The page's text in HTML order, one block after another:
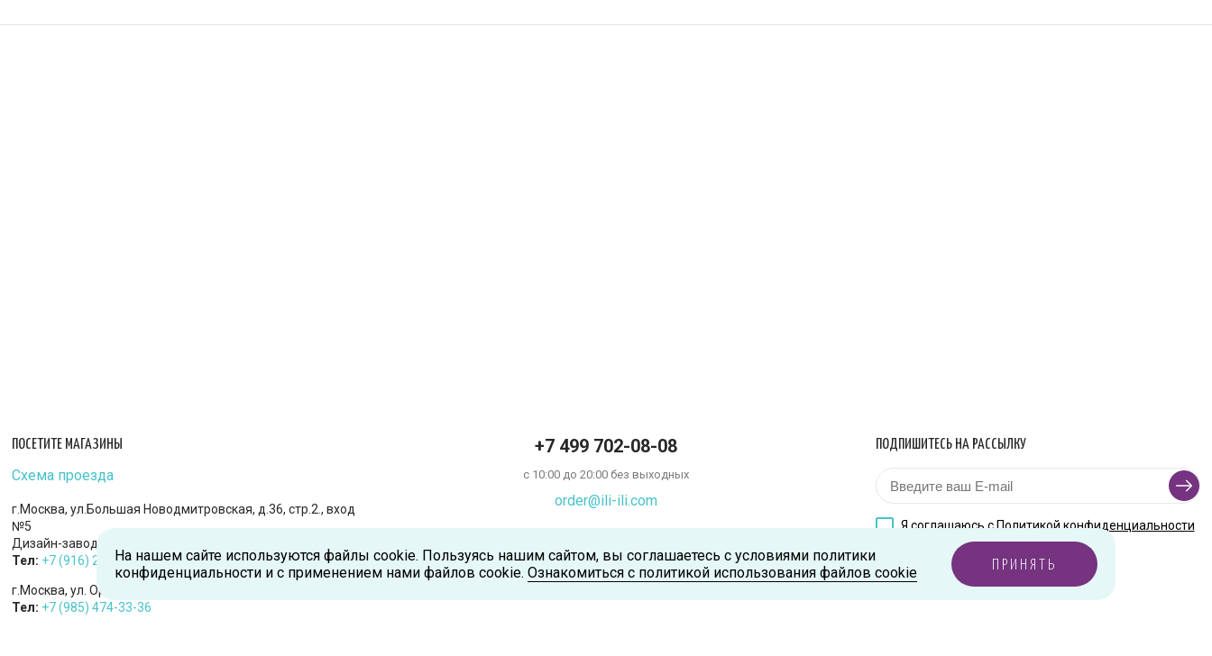
ПОСЕТИТЕ МАГАЗИНЫ
Схема проезда
г.Москва, ул.Большая Новодмитровская, д.36, стр.2., вход
№5
Дизайн-завод «FLACON»
Тел: +7 (916) 215-94-95
г.Москва, ул. Орджоникидзе, д.9, к.1
Тел: +7 (985) 474-33-36
+7 499 702-08-08
с 10:00 до 20:00 без выходных
order@ili-ili.com
ПОДПИШИТЕСЬ НА РАССЫЛКУ
Я соглашаюсь сПолитикой конфиденциальности
На нашем сайте используются файлы cookie. Пользуясь нашим сайтом, вы соглашаетесь с условиями политики
конфиденциальности и с применением нами файлов cookie. Ознакомиться с политикой использования файлов cookie ПРИНЯТЬ